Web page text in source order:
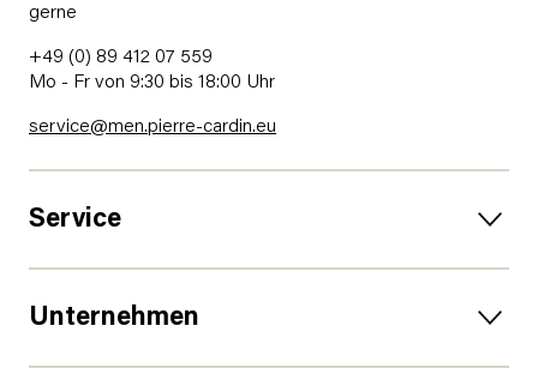
gerne
+49 (0) 89 412 07 559
Mo - Fr von 9:30 bis 18:00 Uhr
service@men.pierre-cardin.eu
Service
Unternehmen